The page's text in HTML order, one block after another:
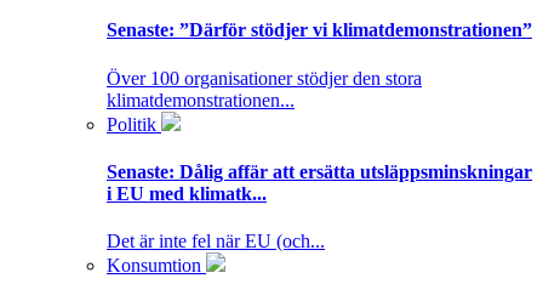
Senaste: ”Därför stödjer vi klimatdemonstrationen”
Över 100 organisationer stödjer den stora
klimatdemonstrationen...
Politik
Senaste: Dålig affär att ersätta utsläppsminskningar
i EU med klimatk...
Det är inte fel när EU (och...
Konsumtion